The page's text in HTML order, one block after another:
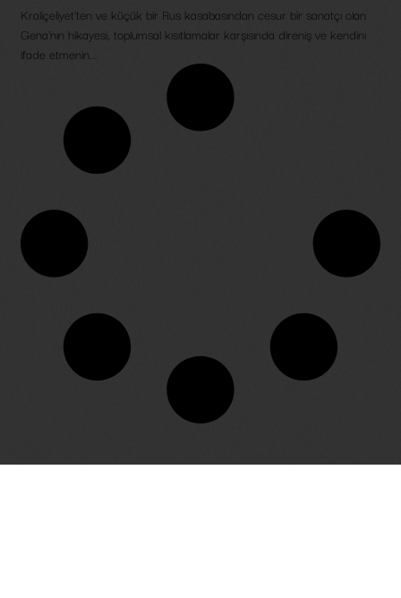
Kraliçeliyet'ten ve küçük bir Rus kasabasından cesur bir sanatçı olan
Gena’nın hikayesi, toplumsal kısıtlamalar karşısında direniş ve kendini
ifade etmenin...